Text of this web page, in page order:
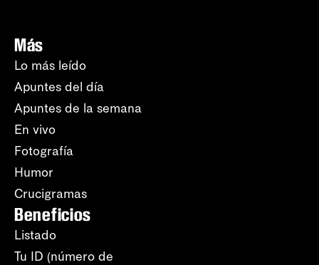
Más
Lo más leído
Apuntes del día
Apuntes de la semana
En vivo
Fotografía
Humor
Crucigramas
Beneficios
Listado
Tu ID (número de